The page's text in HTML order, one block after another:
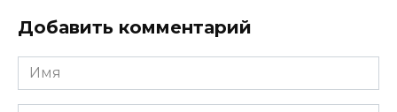
Добавить комментарий
Имя
*